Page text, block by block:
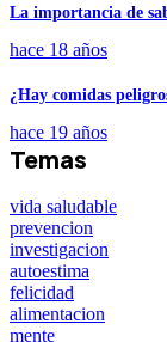
La importancia de
hace 18 años
¿Hay comidas
hace 19 años
Temas
vida saludable
prevencion
investigacion
autoestima
felicidad
alimentacion
mente